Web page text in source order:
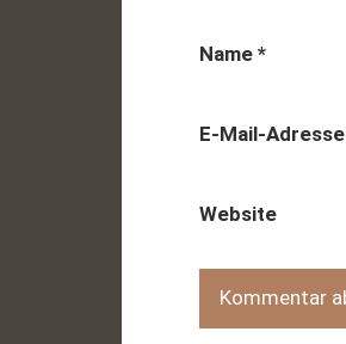
Name *
E-Mail-Adresse
Website